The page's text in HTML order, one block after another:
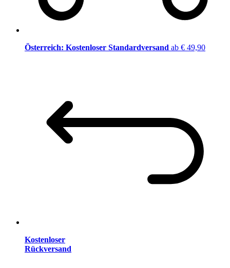
Österreich: Kostenloser Standardversand ab € 49,90
Kostenloser
Rückversand